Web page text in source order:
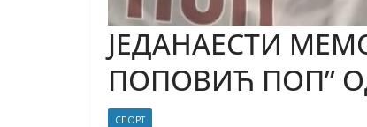
ЈЕДАНАЕСТИ
ПОПОВИЋ ПОП”
СПОРТ